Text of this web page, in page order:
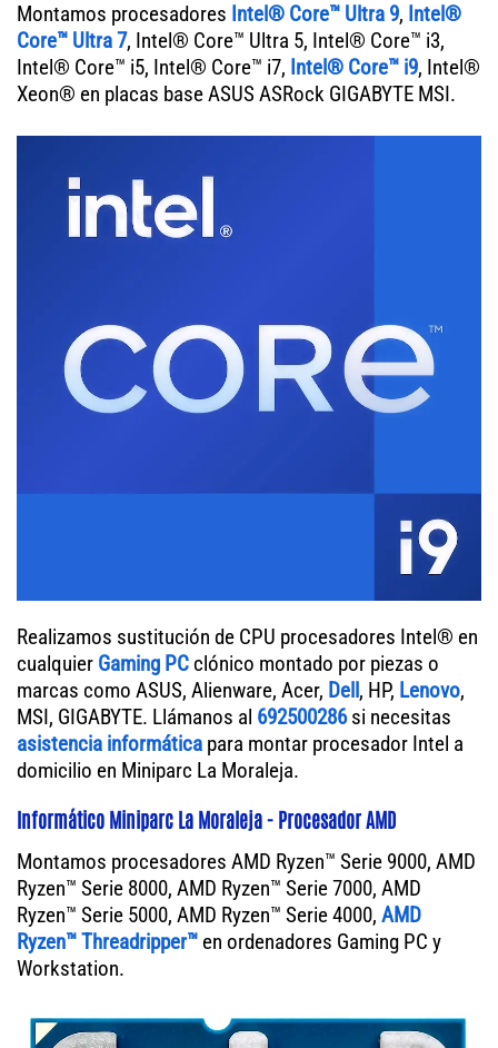
Montamos procesadores Intel® Core™ Ultra 9, Intel®
Core™ Ultra 7, Intel® Core™ Ultra 5, Intel® Core™ i3,
Intel® Core™ i5, Intel® Core™ i7, Intel® Core™ i9, Intel®
Xeon® en placas base ASUS ASRock GIGABYTE MSI.
Realizamos sustitución de CPU procesadores Intel® en
cualquier Gaming PC clónico montado por piezas o
marcas como ASUS, Alienware, Acer, Dell, HP, Lenovo,
MSI, GIGABYTE. Llámanos al 692500286si necesitas
asistencia informática para montar procesador Intel a
domicilio en Miniparc La Moraleja.
Informático Miniparc La Moraleja - Procesador AMD
Montamos procesadores AMD Ryzen™ Serie 9000, AMD
Ryzen™ Serie 8000, AMD Ryzen™ Serie 7000, AMD
Ryzen™ Serie 5000, AMD Ryzen™ Serie 4000, AMD
Ryzen™ Threadripper™ en ordenadores Gaming PC y
Workstation.